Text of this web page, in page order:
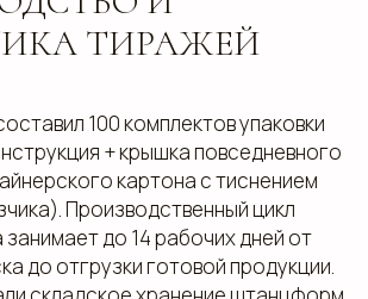
ТИРАЖЕЙ
100 комплектов упаковки
+ крышка повседневного
картона с тиснением
Производственный цикл
до 14 рабочих дней от
до отгрузки готовой продукции.
что ознакомлен с
иПолитикой в
и защиты персональных